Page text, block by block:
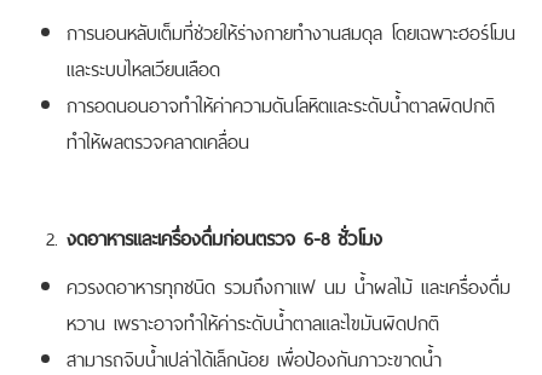
การนอนหลับเต็มที่ช่วยให้ร่างกายทำงานสมดุล โดยเฉพาะฮอร์โมน
และระบบไหลเวียนเลือด
การอดนอนอาจทำให้ค่าความดันโลหิตและระดับน้ำตาลผิดปกติ
ทำให้ผลตรวจคลาดเคลื่อน
งดอาหารและเครื่องดื่มก่อนตรวจ 6-8 ชั่วโมง
ควรงดอาหารทุกชนิด รวมถึงกาแฟ นม น้ำผลไม้ และเครื่องดื่ม
หวาน เพราะอาจทำให้ค่าระดับน้ำตาลและไขมันผิดปกติ
สามารถจิบน้ำเปล่าได้เล็กน้อย เพื่อป้องกันภาวะขาดน้ำ